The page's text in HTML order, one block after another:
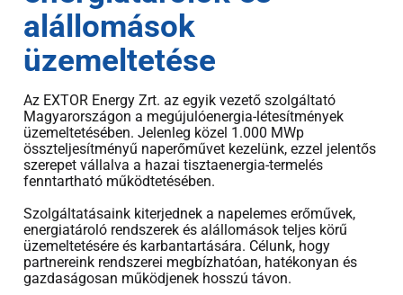
alállomások
üzemeltetése
Az EXTOR Energy Zrt. az egyik vezető szolgáltató
Magyarországon a megújulóenergia-létesítmények
üzemeltetésében. Jelenleg közel 1.000 MWp
összteljesítményű naperőművet kezelünk, ezzel jelentős
szerepet vállalva a hazai tisztaenergia-termelés
fenntartható működtetésében.
Szolgáltatásaink kiterjednek a napelemes erőművek,
energiatároló rendszerek és alállomások teljes körű
üzemeltetésére és karbantartására. Célunk, hogy
partnereink rendszerei megbízhatóan, hatékonyan és
gazdaságosan működjenek hosszú távon.